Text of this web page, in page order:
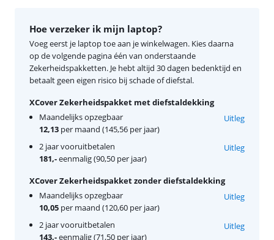
Hoe verzeker ik mijn laptop?
Voeg eerst je laptop toe aan je winkelwagen. Kies daarna
op de volgende pagina één van onderstaande
Zekerheidspakketten. Je hebt altijd 30 dagen bedenktijd en
betaalt geen eigen risico bij schade of diefstal.
XCover Zekerheidspakket met diefstaldekking
Maandelijks opzegbaar
12,13 per maand (145,56 per jaar)
Uitleg
2 jaar vooruitbetalen
181,-eenmalig (90,50 per jaar)
Uitleg
XCover Zekerheidspakket zonder diefstaldekking
Maandelijks opzegbaar
10,05 per maand (120,60 per jaar)
Uitleg
2 jaar vooruitbetalen
143,-eenmalig (71,50 per jaar)
Uitleg